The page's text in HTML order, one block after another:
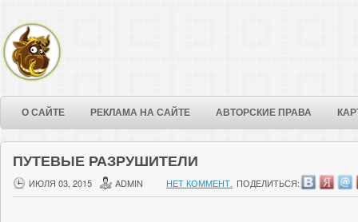
О САЙТЕ РЕКЛАМА НА САЙТЕ АВТОРСКИЕ ПРАВА
ПУТЕВЫЕ РАЗРУШИТЕЛИ
ИЮЛЯ 03, 2015 ADMIN НЕТ КОММЕНТ. ПОДЕЛИТЬСЯ: